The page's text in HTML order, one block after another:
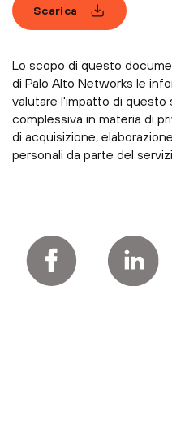
Scarica
Lo scopo di questo
di Palo Alto Networks le
valutare l'impatto di questo
complessiva in materia di
di acquisizione,
personali da parte del